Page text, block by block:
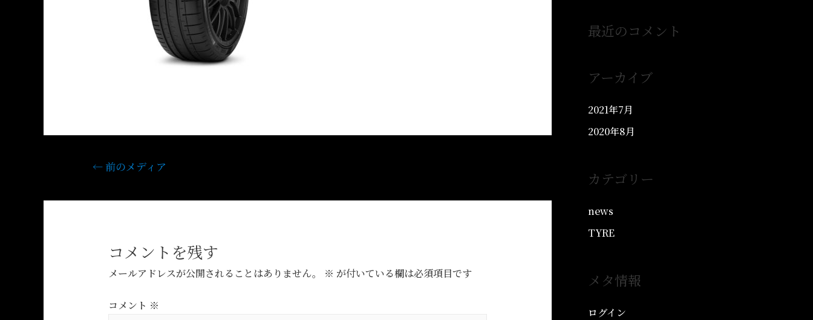
←前のメディア
コメントを残す
メールアドレスが公開されることはありません。 ※ が付いている欄は必須項目です
コメント ※
最近のコメント
アーカイブ
2021年7月
2020年8月
カテゴリー
news
TYRE
メタ情報
ログイン